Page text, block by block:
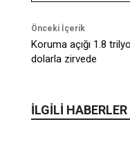
Önceki İçerik
Koruma açığı 1.8
dolarla zirvede
İLGİLİ HABERLER